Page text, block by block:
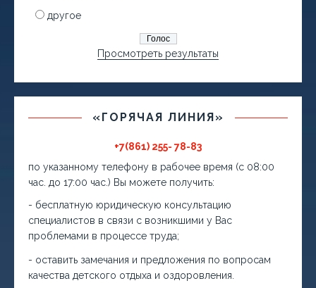
другое
Просмотреть результаты
«ГОРЯЧАЯ ЛИНИЯ»
+7(861) 255- 78-83
по указанному телефону в рабочее время (с 08:00
час. до 17:00 час.) Вы можете получить:
- бесплатную юридическую консультацию
специалистов в связи с возникшими у Вас
проблемами в процессе труда;
- оставить замечания и предложения по вопросам
качества детского отдыха и оздоровления.